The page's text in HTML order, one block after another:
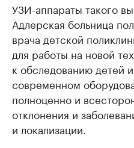
УЗИ-аппараты такого
Адлерская больница
врача детской
для работы на новой
к обследованию детей
современном
полноценно и
отклонения и
и локализации.